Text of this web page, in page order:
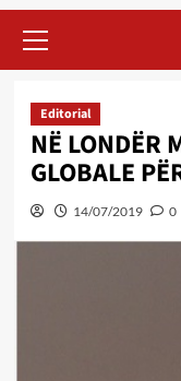
Menu
Editorial
NË LONDËR
GLOBALE
14/07/2019 0